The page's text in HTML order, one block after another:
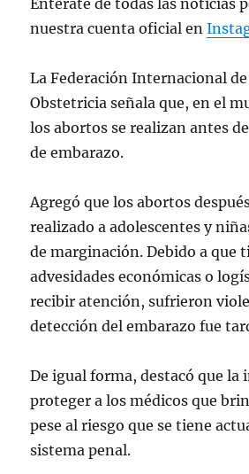
Entérate de todas las noticias
nuestra cuenta oficial en
La Federación Internacional
Obstetricia señala que, en el
los abortos se realizan antes
de embarazo.
Agregó que los abortos
realizado a adolescentes y
de marginación. Debido a que
advesidades económicas o
recibir atención, sufrieron
detección del embarazo fue
De igual forma, destacó que la
proteger a los médicos que
pese al riesgo que se tiene
sistema penal.